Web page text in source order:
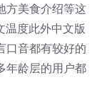
方美食介绍等这
温度此外中文版
口音都有较好的
年龄层的用户都